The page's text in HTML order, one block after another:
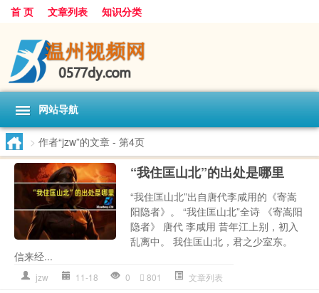
首 页 文章列表 知识分类
网站导航
> 作者“jzw”的文章 - 第4页
“我住匡山北”的出处是哪里
“我住匡山北”出自唐代李咸用的《寄嵩
阳隐者》。 “我住匡山北”全诗 《寄嵩阳
隐者》 唐代 李咸用 昔年江上别，初入
乱离中。 我住匡山北，君之少室东。
信来经...
jzw 11-18 0 801 文章列表